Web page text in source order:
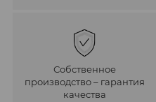
Собственное
производство – гарантия
качества